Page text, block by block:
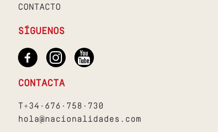
CONTACTO
SÍGUENOS
CONTACTA
T+34·676·758·730
hola@nacionalidades.com